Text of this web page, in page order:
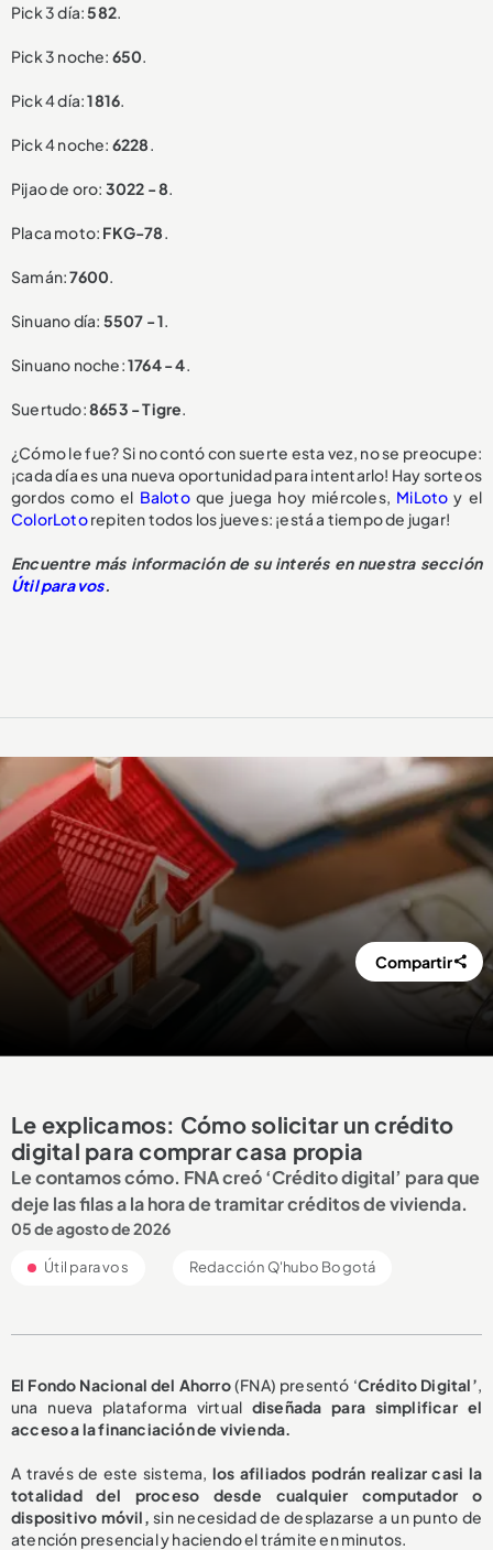
Pick 3 día:582.
Pick 3 noche: 650.
Pick 4 día:1816.
Pick 4 noche: 6228.
Pijao de oro: 3022 - 8.
Placa moto: FKG-78.
Samán:7600.
Sinuano día: 5507 - 1.
Sinuano noche:1764 - 4.
Suertudo:8653 - Tigre.
¿Cómo le fue? Si no contó con suerte esta vez, no se preocupe:
¡cada día es una nueva oportunidad para intentarlo! Hay sorteos
gordos como el Balotoque juega hoy miércoles, MiLoto y el
ColorLotorepiten todos los jueves: ¡está a tiempo de jugar!
Encuentre más información de su interés en nuestra sección
Útil para vos.
Compartir
Le explicamos: Cómo solicitar un crédito
digital para comprar casa propia
Le contamos cómo. FNA creó ‘Crédito digital’ para que
deje las filas a la hora de tramitar créditos de vivienda.
05 de agosto de 2026
Útil para vos Redacción Q'hubo Bogotá
El Fondo Nacional del Ahorro(FNA) presentó ‘Crédito Digital’,
una nueva plataforma virtual diseñada para simplificar el
acceso a la financiación de vivienda.
A través de este sistema, los afiliados podrán realizar casi la
totalidad del proceso desde cualquier computador o
dispositivo móvil, sin necesidad de desplazarse a un punto de
atención presencial y haciendo el trámite en minutos.